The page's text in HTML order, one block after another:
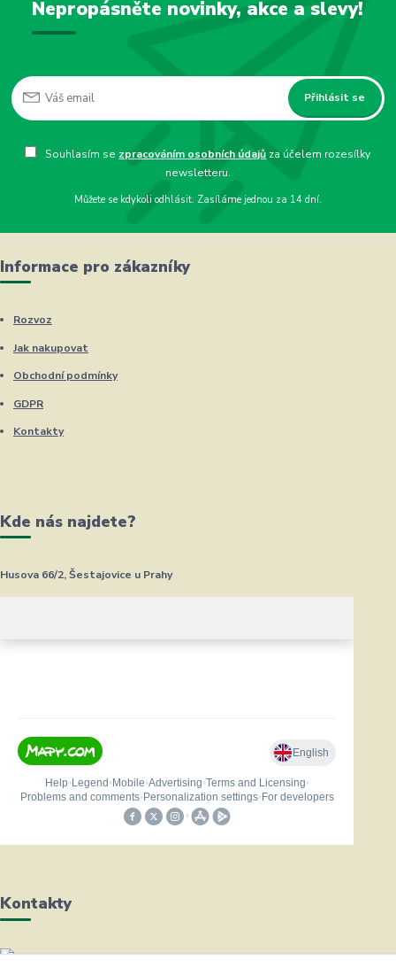
Nepropásněte novinky, akce a slevy!
Přihlásit se
Souhlasím se zpracováním osobních údajů za účelem rozesílky
newsletteru.
Můžete se kdykoli odhlásit. Zasíláme jednou za 14 dní.
Informace pro zákazníky
Rozvoz
Jak nakupovat
Obchodní podmínky
GDPR
Kontakty
Kde nás najdete?
Husova 66/2, Šestajovice u Prahy
Kontakty